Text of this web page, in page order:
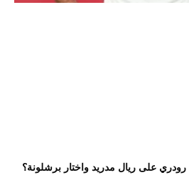
رودري على ريال مدريد واختار برشلونة؟